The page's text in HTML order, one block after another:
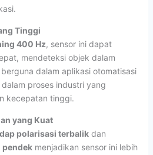
Tinggi
400 Hz, sensor ini dapat
mendeteksi objek dalam
dalam aplikasi otomatisasi
proses industri yang
kecepatan tinggi.
yang Kuat
polarisasi terbalikdan
menjadikan sensor ini lebih